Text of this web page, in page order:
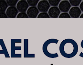
Pular para